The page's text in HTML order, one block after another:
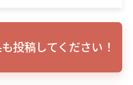
投稿してください！